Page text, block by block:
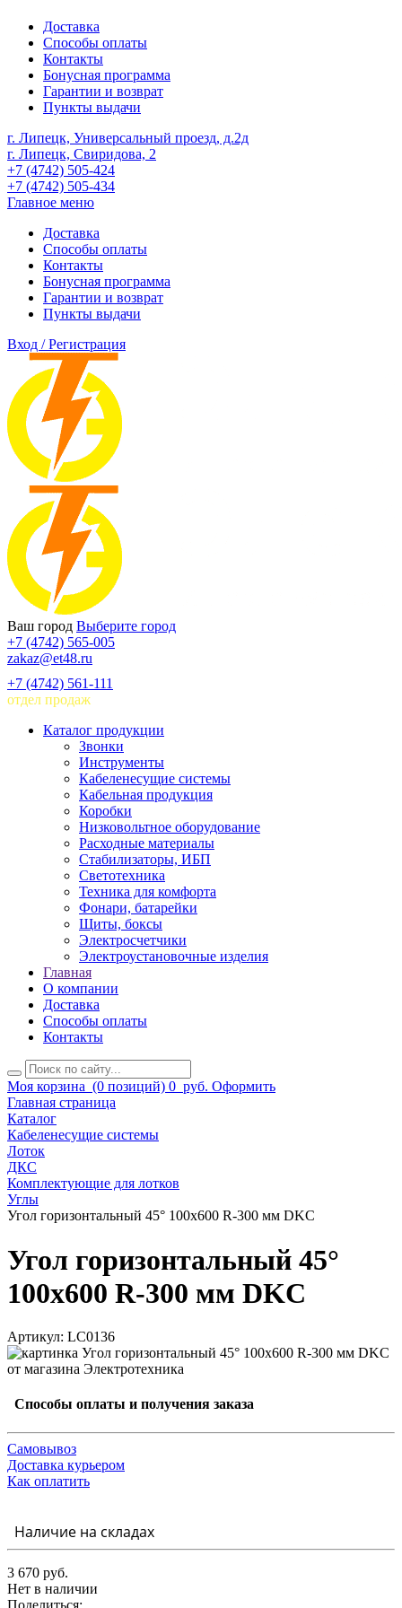
Доставка
Способы оплаты
Контакты
Бонусная программа
Гарантии и возврат
Пункты выдачи
г. Липецк, Универсальный проезд, д.2д
г. Липецк, Свиридова, 2
+7 (4742) 505-424
+7 (4742) 505-434
Главное меню
Доставка
Способы оплаты
Контакты
Бонусная программа
Гарантии и возврат
Пункты выдачи
Вход / Регистрация
Ваш город Выберите город
+7 (4742) 565-005
zakaz@et48.ru
+7 (4742) 561-111
отдел продаж
Каталог продукции
Звонки
Инструменты
Кабеленесущие системы
Кабельная продукция
Коробки
Низковольтное оборудование
Расходные материалы
Стабилизаторы, ИБП
Светотехника
Техника для комфорта
Фонари, батарейки
Щиты, боксы
Электросчетчики
Электроустановочные изделия
Главная
О компании
Доставка
Способы оплаты
Контакты
Моя корзина (0 позиций) 0 руб. Оформить
Главная страница
Каталог
Кабеленесущие системы
Лоток
ДКС
Комплектующие для лотков
Углы
Угол горизонтальный 45° 100x600 R-300 мм DKC
Угол горизонтальный 45°
100x600 R-300 мм DKC
Артикул: LC0136
Способы оплаты и получения заказа
Самовывоз
Доставка курьером
Как оплатить
Наличие на складах
3 670 руб.
Нет в наличии
Поделиться: